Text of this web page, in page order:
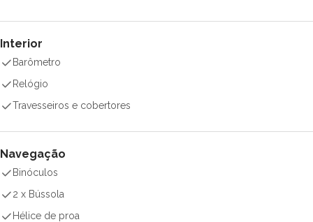
Interior
Barômetro
Relógio
Travesseiros e cobertores
Navegação
Binóculos
2 x Bússola
Hélice de proa